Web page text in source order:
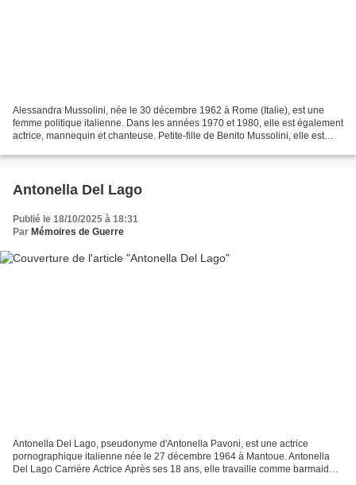
Alessandra Mussolini, née le 30 décembre 1962 à Rome (Italie), est une
femme politique italienne. Dans les années 1970 et 1980, elle est également
actrice, mannequin et chanteuse. Petite-fille de Benito Mussolini, elle est
Antonella Del Lago
Publié le 18/10/2025 à 18:31
Par Mémoires de Guerre
Antonella Del Lago, pseudonyme d'Antonella Pavoni, est une actrice
pornographique italienne née le 27 décembre 1964 à Mantoue. Antonella
Del Lago Carrière Actrice Après ses 18 ans, elle travaille comme barmaid